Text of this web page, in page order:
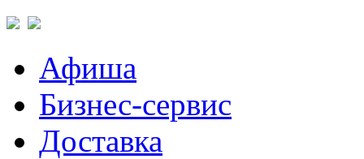
Афиша
Бизнес-сервис
Доставка